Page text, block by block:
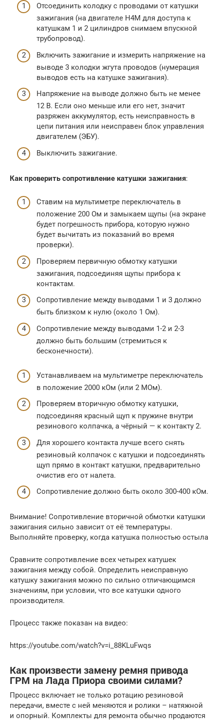
Отсоединить колодку с проводами от катушки
зажигания (на двигателе H4M для доступа к
катушкам 1 и 2 цилиндров снимаем впускной
трубопровод).
Включить зажигание и измерить напряжение на
выводе 3 колодки жгута проводов (нумерация
выводов есть на катушке зажигания).
Напряжение на выводе должно быть не менее
12 В. Если оно меньше или его нет, значит
разряжен аккумулятор, есть неисправность в
цепи питания или неисправен блок управления
двигателем (ЭБУ).
Выключить зажигание.
Как проверить сопротивление катушки зажигания:
Ставим на мультиметре переключатель в
положение 200 Ом и замыкаем щупы (на экране
будет погрешность прибора, которую нужно
будет вычитать из показаний во время
проверки).
Проверяем первичную обмотку катушки
зажигания, подсоединяя щупы прибора к
контактам.
Сопротивление между выводами 1 и 3 должно
быть близком к нулю (около 1 Ом).
Сопротивление между выводами 1-2 и 2-3
должно быть большим (стремиться к
бесконечности).
Устанавливаем на мультиметре переключатель
в положение 2000 кОм (или 2 МОм).
Проверяем вторичную обмотку катушки,
подсоединяя красный щуп к пружине внутри
резинового колпачка, а чёрный — к контакту 2.
Для хорошего контакта лучше всего снять
резиновый колпачок с катушки и подсоединять
щуп прямо в контакт катушки, предварительно
очистив его от налета.
Сопротивление должно быть около 300-400 кОм.
Внимание! Сопротивление вторичной обмотки катушки
зажигания сильно зависит от её температуры.
Выполняйте проверку, когда катушка полностью остыла
Сравните сопротивление всех четырех катушек
зажигания между собой. Определить неисправную
катушку зажигания можно по сильно отличающимся
значениям, при условии, что все катушки одного
производителя.
Процесс также показан на видео:
https://youtube.com/watch?v=i_88KLuFwqs
Как произвести замену ремня привода
ГРМ на Лада Приора своими силами?
Процесс включает не только ротацию резиновой
передачи, вместе с ней меняются и ролики – натяжной
и опорный. Комплекты для ремонта обычно продаются